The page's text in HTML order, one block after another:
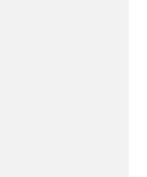
max. Des
DPI.
de
1200 x
Couleur: